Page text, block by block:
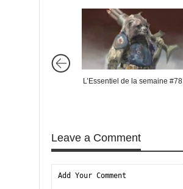
L’Essentiel de la semaine #78
Leave a Comment